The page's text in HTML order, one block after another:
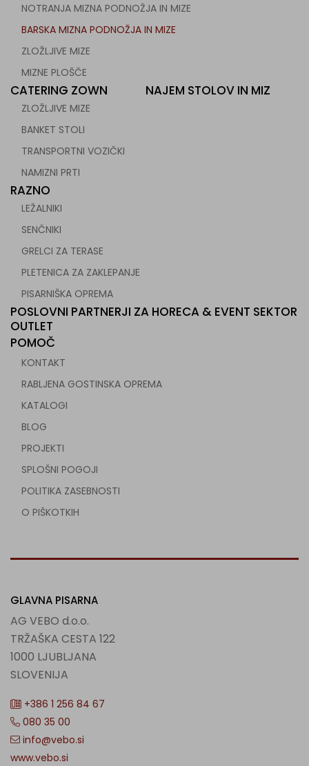
NOTRANJA MIZNA PODNOŽJA IN MIZE
BARSKA MIZNA PODNOŽJA IN MIZE
ZLOŽLJIVE MIZE
MIZNE PLOŠČE
CATERING ZOWN
ZLOŽLJIVE MIZE
BANKET STOLI
TRANSPORTNI VOZIČKI
NAMIZNI PRTI
NAJEM STOLOV IN MIZ
RAZNO
LEŽALNIKI
SENČNIKI
GRELCI ZA TERASE
PLETENICA ZA ZAKLEPANJE
PISARNIŠKA OPREMA
POSLOVNI PARTNERJI ZA HORECA & EVENT SEKTOR
OUTLET
POMOČ
KONTAKT
RABLJENA GOSTINSKA OPREMA
KATALOGI
BLOG
PROJEKTI
SPLOŠNI POGOJI
POLITIKA ZASEBNOSTI
O PIŠKOTKIH
GLAVNA PISARNA
AG VEBO d.o.o.
TRŽAŠKA CESTA 122
1000 LJUBLJANA
SLOVENIJA
+386 1 256 84 67
080 35 00
info@vebo.si
www.vebo.si